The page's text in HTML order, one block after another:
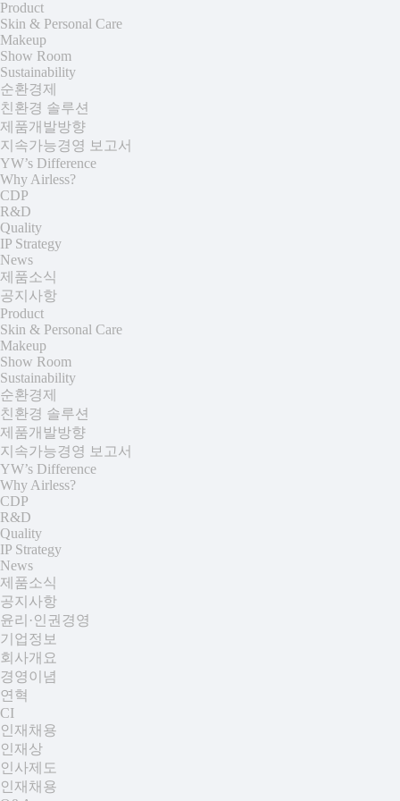
Product
Skin & Personal Care
Makeup
Show Room
Sustainability
순환경제
친환경 솔루션
제품개발방향
지속가능경영 보고서
YW’s Difference
Why Airless?
CDP
R&D
Quality
IP Strategy
News
제품소식
공지사항
Product
Skin & Personal Care
Makeup
Show Room
Sustainability
순환경제
친환경 솔루션
제품개발방향
지속가능경영 보고서
YW’s Difference
Why Airless?
CDP
R&D
Quality
IP Strategy
News
제품소식
공지사항
윤리·인권경영
기업정보
회사개요
경영이념
연혁
CI
인재채용
인재상
인사제도
인재채용